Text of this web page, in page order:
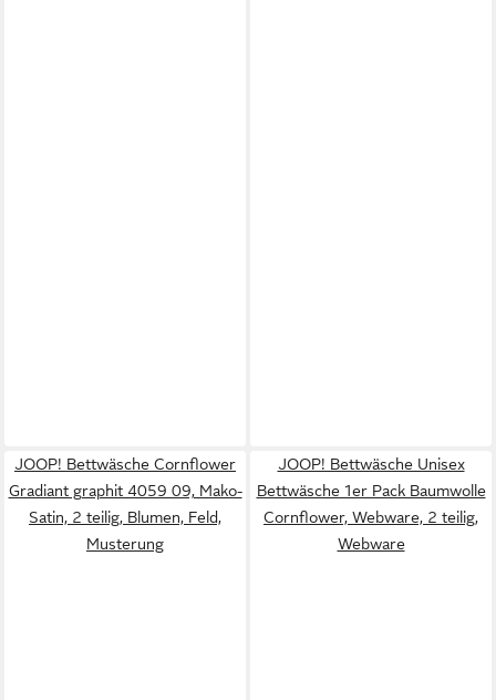
JOOP! Bettwäsche Cornflower
Gradiant graphit 4059 09, Mako-
Satin, 2 teilig, Blumen, Feld,
Musterung
JOOP! Bettwäsche Unisex
Bettwäsche 1er Pack Baumwolle
Cornflower, Webware, 2 teilig,
Webware